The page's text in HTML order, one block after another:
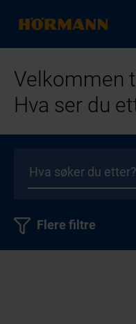
Velkommen
Hva ser du
Flere filtre